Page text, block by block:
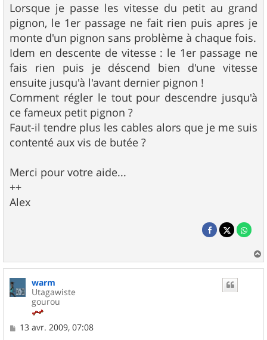
Lorsque je passe les vitesse du petit au grand
pignon, le 1er passage ne fait rien puis apres je
monte d'un pignon sans problème à chaque fois.
Idem en descente de vitesse : le 1er passage ne
fais rien puis je déscend bien d'une vitesse
ensuite jusqu'à l'avant dernier pignon !
Comment régler le tout pour descendre jusqu'à
ce fameux petit pignon ?
Faut-il tendre plus les cables alors que je me suis
contenté aux vis de butée ?
Merci pour votre aide...
++
Alex
a
warm
Utagawiste
gourou
M13 avr. 2009, 07:08